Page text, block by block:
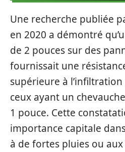
Une recherche publiée
en 2020 a démontré
de 2 pouces sur des
fournissait une
supérieure à l’infiltration
ceux ayant un
1 pouce. Cette
importance capitale
à de fortes pluies ou